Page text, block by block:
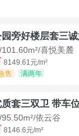
旁好楼层套三
喜悦美麓
8149.61元/m²
售 满两年
套三双卫 带车
依云谷
8146.6元/m²